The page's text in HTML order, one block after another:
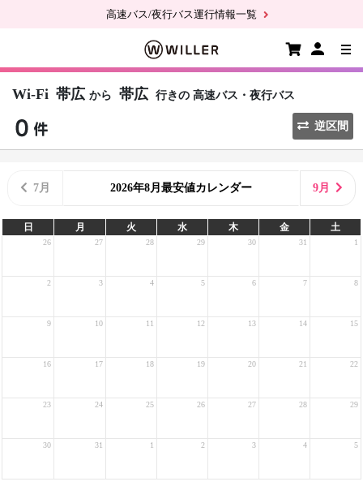
高速バス/夜行バス運行情報一覧
Wi-Fi 帯広 から 帯広 行きの 高速バス・夜行バス
逆区間
7月 2026年8月最安値カレンダー 9月
日 月 火 水 木 金 土
26 27 28 29 30 31 1
2 3 4 5 6 7 8
9 10 11 12 13 14 15
16 17 18 19 20 21 22
23 24 25 26 27 28 29
30 31 1 2 3 4 5